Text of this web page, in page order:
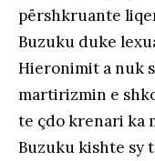
përshkruante
Buzuku duke
Hieronimit a nuk
martirizmin e
te çdo krenari ka
Buzuku kishte sy